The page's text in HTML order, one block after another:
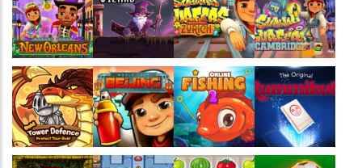
Jogaê Jogaê Jogaê Jogaê
Jogaê Jogaê Jogaê Jogaê